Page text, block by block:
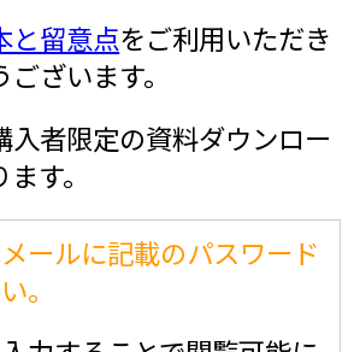
と留意点をご利用いただき
ざいます。
入者限定の資料ダウンロー
す。
ールに記載のパスワード
。